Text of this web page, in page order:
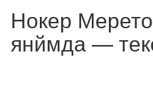
Нокер
янймда —